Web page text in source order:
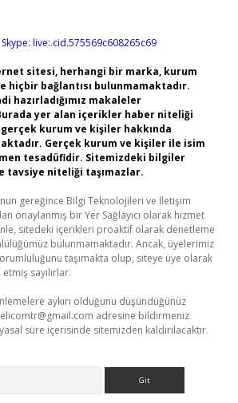
Skype: live:.cid.575569c608265c69
sitesi, herhangi bir marka, kurum
hiçbir bağlantısı bulunmamaktadır.
hazırladığımız makaleler
yer alan içerikler haber niteliği
kurum ve kişiler hakkında
Gerçek kurum ve kişiler ile isim
tesadüfidir. Sitemizdeki bilgiler
tavsiye niteliği taşımazlar.
gereğince Bilgi Teknolojileri ve İletişim
onaylanmış bir Yer Sağlayıcı olarak hizmet
sitedeki içerikleri proaktif olarak denetleme
bulunmamaktadır. Ancak, üyelerimiz
taşımakta olup, siteye üye olarak
sayılırlar.
aykırı olduğunu düşündüğünüz
adresine bildirmeniz
süre içerisinde sitemizden kaldırılacaktır.